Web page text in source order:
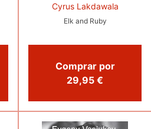
Cyrus Lakdawala
Elk and Ruby
Comprar por
29,95 €